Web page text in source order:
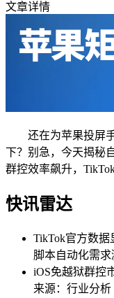
文章详情
还在为苹果投屏
下？别急，今天揭秘
群控效率飙升，
快讯雷达
TikTok官方数据
脚本自动化需求
iOS免越狱群控
来源：行业分析